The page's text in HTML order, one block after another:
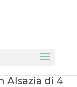
Alsazia di 4